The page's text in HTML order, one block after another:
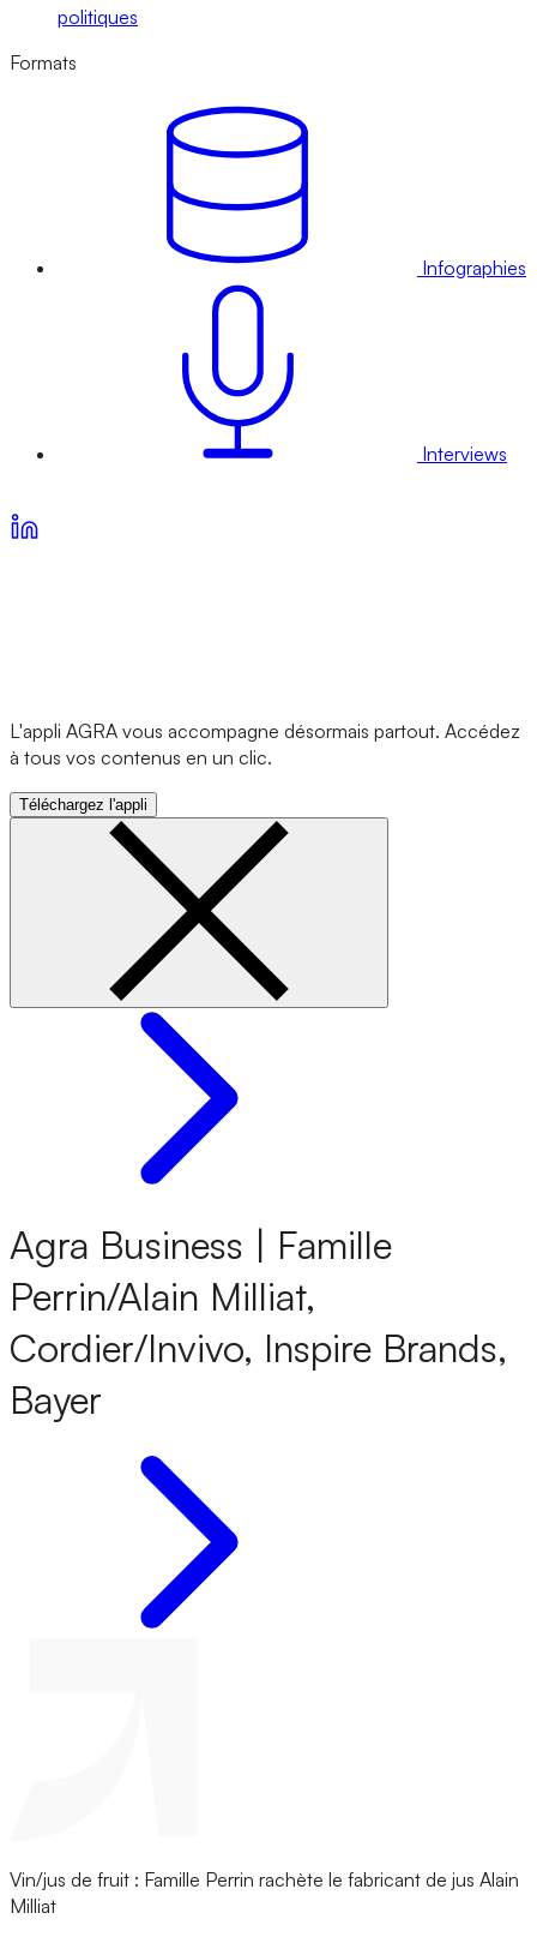
politiques
Formats
Infographies
Interviews
L'appli AGRA vous accompagne désormais partout. Accédez
à tous vos contenus en un clic.
Téléchargez l'appli
Agra Business | Famille
Perrin/Alain Milliat,
Cordier/Invivo, Inspire Brands,
Bayer
Vin/jus de fruit : Famille Perrin rachète le fabricant de jus Alain
Milliat